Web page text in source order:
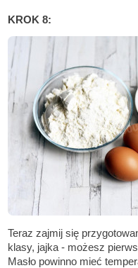
KROK 8:
Teraz zajmij się
klasy, jajka - możesz
Masło powinno mieć